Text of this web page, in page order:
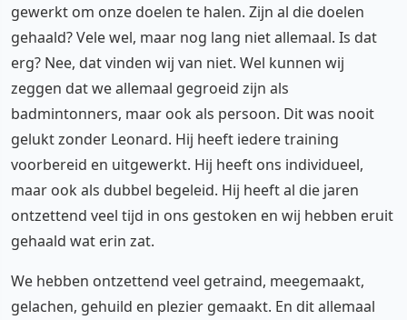
gewerkt om onze doelen te halen. Zijn al die doelen
gehaald? Vele wel, maar nog lang niet allemaal. Is dat
erg? Nee, dat vinden wij van niet. Wel kunnen wij
zeggen dat we allemaal gegroeid zijn als
badmintonners, maar ook als persoon. Dit was nooit
gelukt zonder Leonard. Hij heeft iedere training
voorbereid en uitgewerkt. Hij heeft ons individueel,
maar ook als dubbel begeleid. Hij heeft al die jaren
ontzettend veel tijd in ons gestoken en wij hebben eruit
gehaald wat erin zat.
We hebben ontzettend veel getraind, meegemaakt,
gelachen, gehuild en plezier gemaakt. En dit allemaal